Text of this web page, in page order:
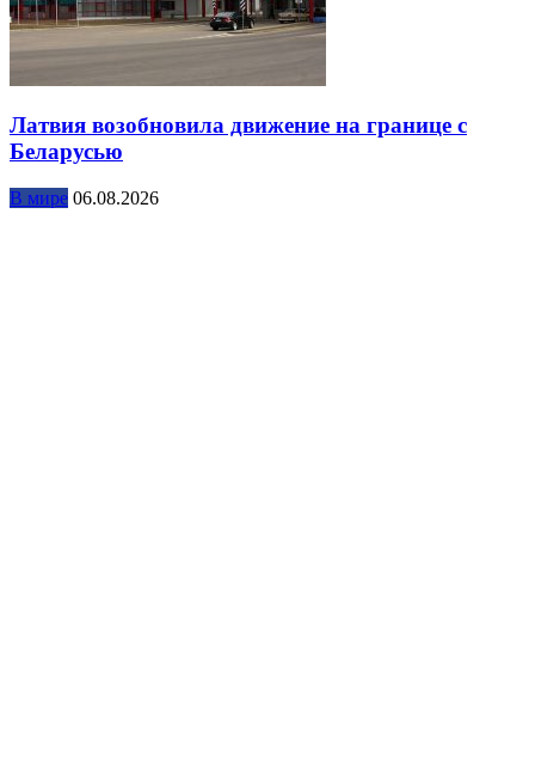
Латвия возобновила движение на границе с
Беларусью
В мире 06.08.2026